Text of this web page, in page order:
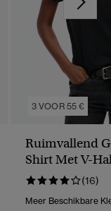
3 VOOR 55 €
Ruimvallend
Shirt Met V-
(16)
Meer Beschikbare